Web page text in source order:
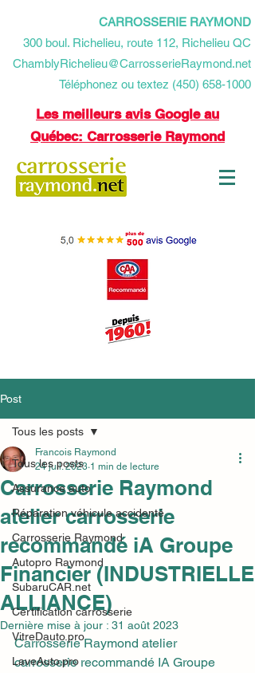
CARROSSERIE RAYMOND
​300 boul. Richelieu, route 112, Richelieu QC
ChamblyRichelieu@CarrosserieRaymond.net
Téléphonez ou textez (450) 658-1000
Les meilleurs avis Google au
Québec: Carrosserie Raymond
Post
Tous les posts
Assurance auto
Réparation véhicule accidenté
Carrosserie Raymond
Autopro Raymond
SubaruCAR.net
Certification carrosserie
VitreDauto.pro
LaveAuto.pro
Tous les posts
Carrosserie Raymond
atelier carrosserie
recommandé iA Groupe
Financier (INDUSTRIELLE
ALLIANCE)
Francois Raymond
24 juil. 2023 1 min de lecture
Dernière mise à jour : 31 août 2023
Carrosserie Raymond atelier
carrosserie recommandé IA Groupe